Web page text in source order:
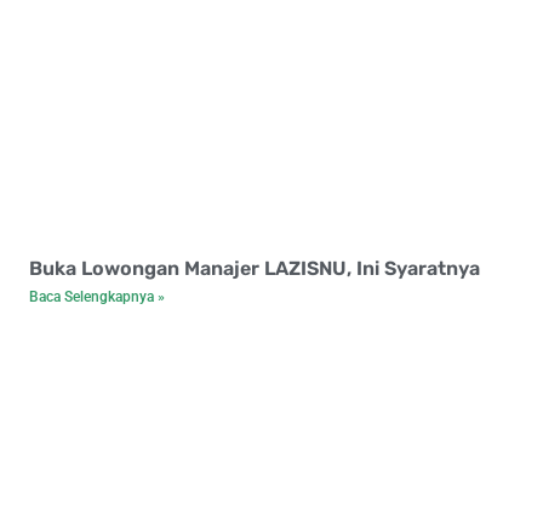
Buka Lowongan Manajer LAZISNU, Ini Syaratnya
Baca Selengkapnya »